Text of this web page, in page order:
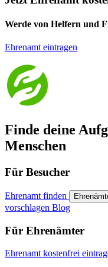
Werde von Helfern und
Ehrenamt eintragen
Finde deine
Menschen
Für Besucher
Ehrenamt finden
vorschlagen Blog
Für Ehrenämter
Ehrenamt kostenfrei